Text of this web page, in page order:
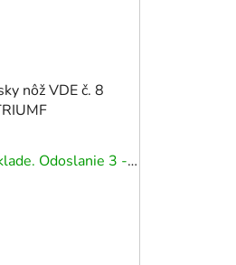
nôž VDE č. 8
Na externom sklade. Odoslanie 3 - 5 prac. dní.